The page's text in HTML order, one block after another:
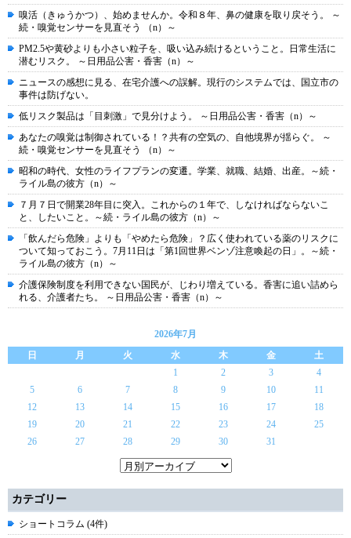
嗅活（きゅうかつ）、始めませんか。令和８年、鼻の健康を取り戻そう。 ～
続・嗅覚センサーを見直そう （n）～
PM2.5や黄砂よりも小さい粒子を、吸い込み続けるということ。日常生活に
潜むリスク。 ～日用品公害・香害（n）～
ニュースの感想に見る、在宅介護への誤解。現行のシステムでは、国立市の
事件は防げない。
低リスク製品は「目刺激」で見分けよう。 ～日用品公害・香害（n）～
あなたの嗅覚は制御されている！？共有の空気の、自他境界が揺らぐ。 ～
続・嗅覚センサーを見直そう （n）～
昭和の時代、女性のライフプランの変遷。学業、就職、結婚、出産。～続・
ライル島の彼方（n）～
７月７日で開業28年目に突入。これからの１年で、しなければならないこ
と、したいこと。～続・ライル島の彼方（n）～
「飲んだら危険」よりも「やめたら危険」？広く使われている薬のリスクに
ついて知っておこう。7月11日は「第1回世界ベンゾ注意喚起の日」。～続・
ライル島の彼方（n）～
介護保険制度を利用できない国民が、じわり増えている。香害に追い詰めら
れる、介護者たち。 ～日用品公害・香害（n）～
2026年7月
日
月 火 水 木 金
土
1
2 3
4
5
6 7 8 9 10
11
12
13 14 15 16 17
18
19
20 21 22 23 24
25
26
27 28 29 30 31
カテゴリー
ショートコラム (4件)